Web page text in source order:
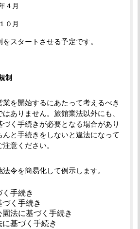
４月
０月
スタートさせる予定です。
制
を開始するにあたって考えるべき
ありません。旅館業法以外にも、
く手続きが必要となる場合があり
んと手続きをしないと違法になって
意ください。
令を簡易化して例示します。
手続き
く手続き
法に基づく手続き
基づく手続き